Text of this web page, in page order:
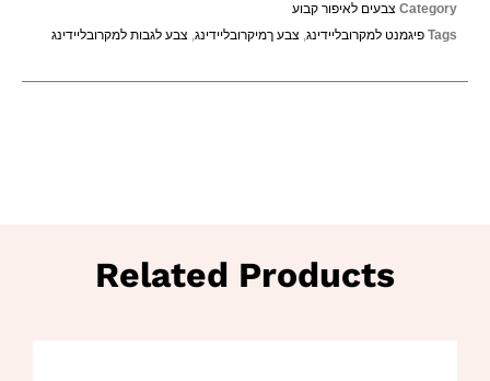
Category צבעים לאיפור קבוע
Tags פיגמנט למקרובליידינג, צבע ךמיקרובליידינג, צבע לגבות למקרובליידינג
Related Products